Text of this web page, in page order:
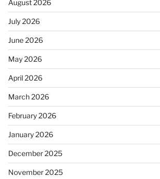
August 2026
July 2026
June 2026
May 2026
April 2026
March 2026
February 2026
January 2026
December 2025
November 2025